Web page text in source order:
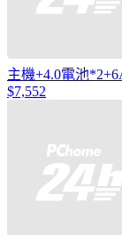
主機+4.0電池
$7,552